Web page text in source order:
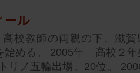
ール
校教師の両親の下、滋賀
める。 2005年 高校２年
リノ五輪出場。20位。